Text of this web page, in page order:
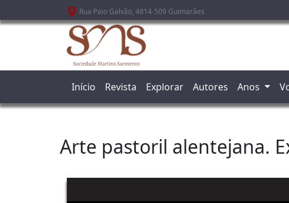
Passar para o conteúdo principal
Rua Paio Galvão, 4814-509 Guimarães
Início Revista Explorar Autores Anos
Arte pastoril alentejana.